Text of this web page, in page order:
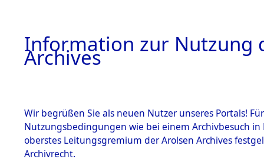
Information zur Nutzung
Archives
Wir begrüßen Sie als neuen Nutzer unseres Portals!
Nutzungsbedingungen wie bei einem Archivbesuch
oberstes Leitungsgremium der Arolsen Archives
Archivrecht.